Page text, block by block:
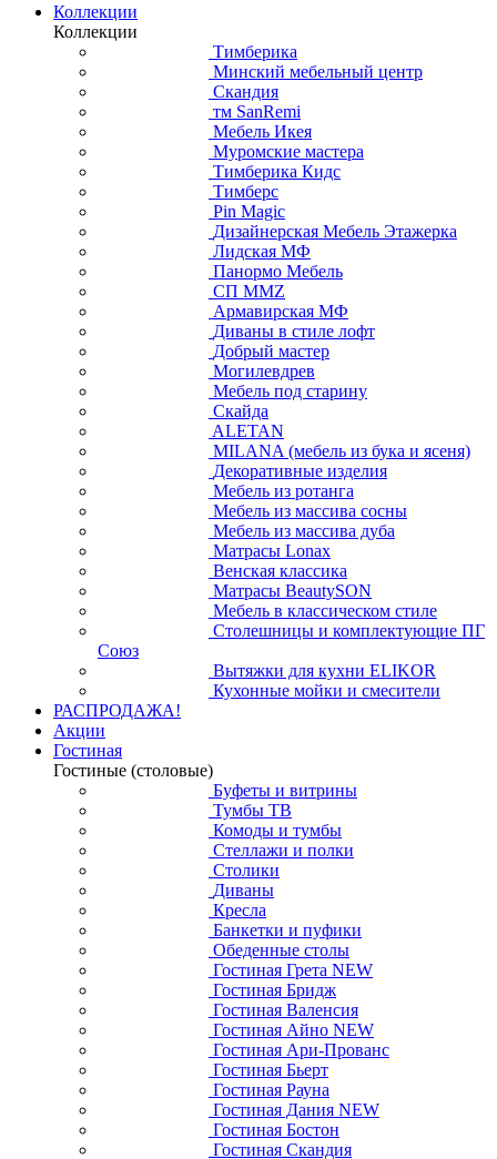
Коллекции
Коллекции
Тимберика
Минский мебельный центр
Скандия
тм SanRemi
Мебель Икея
Муромские мастера
Тимберика Кидс
Тимберс
Pin Magic
Дизайнерская Мебель Этажерка
Лидская МФ
Панормо Мебель
СП ММZ
Армавирская МФ
Диваны в стиле лофт
Добрый мастер
Могилевдрев
Мебель под старину
Скайда
ALETAN
MILANA (мебель из бука и ясеня)
Декоративные изделия
Мебель из ротанга
Мебель из массива сосны
Мебель из массива дуба
Матрасы Lonax
Венская классика
Матрасы BeautySON
Мебель в классическом стиле
Столешницы и комплектующие ПГ
Союз
Вытяжки для кухни ELIKOR
Кухонные мойки и смесители
РАСПРОДАЖА!
Акции
Гостиная
Гостиные (столовые)
Буфеты и витрины
Тумбы ТВ
Комоды и тумбы
Стеллажи и полки
Столики
Диваны
Кресла
Банкетки и пуфики
Обеденные столы
Гостиная Грета NEW
Гостиная Бридж
Гостиная Валенсия
Гостиная Айно NEW
Гостиная Ари-Прованс
Гостиная Бьерт
Гостиная Рауна
Гостиная Дания NEW
Гостиная Бостон
Гостиная Скандия